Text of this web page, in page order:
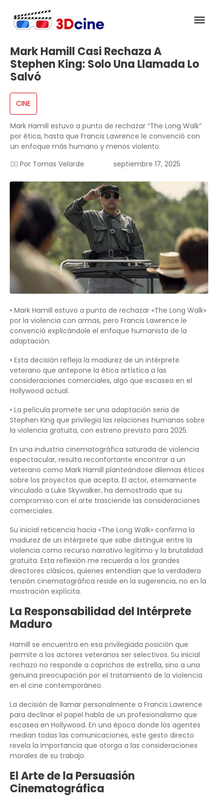
Mark Hamill Casi Rechaza A
Stephen King: Solo Una Llamada Lo
Salvó
CINE
Mark Hamill estuvo a punto de rechazar “The Long Walk”
por ética, hasta que Francis Lawrence le convenció con
un enfoque más humano y menos violento.
✍🏻 Por Tomas Velarde septiembre 17, 2025
• Mark Hamill estuvo a punto de rechazar «The Long Walk»
por la violencia con armas, pero Francis Lawrence le
convenció explicándole el enfoque humanista de la
adaptación.
• Esta decisión refleja la madurez de un intérprete
veterano que antepone la ética artística a las
consideraciones comerciales, algo que escasea en el
Hollywood actual.
• La película promete ser una adaptación seria de
Stephen King que privilegia las relaciones humanas sobre
la violencia gratuita, con estreno previsto para 2025.
En una industria cinematográfica saturada de violencia
espectacular, resulta reconfortante encontrar a un
veterano como Mark Hamill planteándose dilemas éticos
sobre los proyectos que acepta. El actor, eternamente
vinculado a Luke Skywalker, ha demostrado que su
compromiso con el arte trasciende las consideraciones
comerciales.
Su inicial reticencia hacia «The Long Walk» confirma la
madurez de un intérprete que sabe distinguir entre la
violencia como recurso narrativo legítimo y la brutalidad
gratuita. Esta reflexión me recuerda a los grandes
directores clásicos, quienes entendían que la verdadera
tensión cinematográfica reside en la sugerencia, no en la
mostración explícita.
La Responsabilidad del Intérprete
Maduro
Hamill se encuentra en esa privilegiada posición que
permite a los actores veteranos ser selectivos. Su inicial
rechazo no responde a caprichos de estrella, sino a una
genuina preocupación por el tratamiento de la violencia
en el cine contemporáneo.
La decisión de llamar personalmente a Francis Lawrence
para declinar el papel habla de un profesionalismo que
escasea en Hollywood. En una época donde los agentes
median todas las comunicaciones, este gesto directo
revela la importancia que otorga a las consideraciones
morales de su trabajo.
El Arte de la Persuasión
Cinematográfica